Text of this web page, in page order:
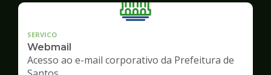
SERVICO
Webmail
Acesso ao e-mail corporativo da Prefeitura de